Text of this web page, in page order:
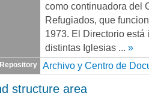
como continuadora del
Refugiados, que
1973. El Directorio está
distintas Iglesias ... »
Repository Archivo y Centro de
structure area